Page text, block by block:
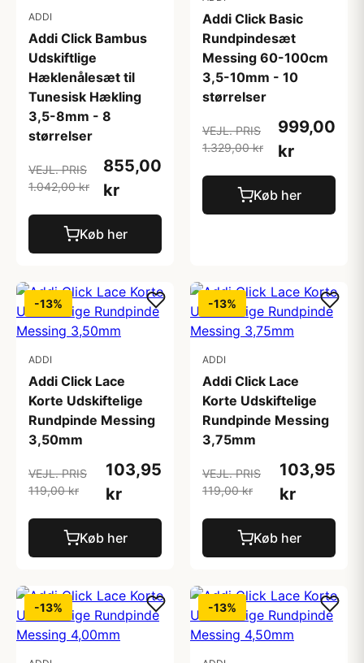
ADDI
Addi Click Bambus
Udskiftlige
Hæklenålesæt til
Tunesisk Hækling
3,5-8mm - 8
størrelser
VEJL. PRIS
1.042,00 kr
855,00
kr
Køb her
Addi Click Basic
Rundpindesæt
Messing 60-100cm
3,5-10mm - 10
størrelser
VEJL. PRIS
1.329,00 kr
999,00
kr
Køb her
-13%
ADDI
Addi Click Lace
Korte Udskiftelige
Rundpinde Messing
3,50mm
VEJL. PRIS
119,00 kr
103,95
kr
Køb her
-13%
ADDI
Addi Click Lace
Korte Udskiftelige
Rundpinde Messing
3,75mm
VEJL. PRIS
119,00 kr
103,95
kr
Køb her
-13% -13%